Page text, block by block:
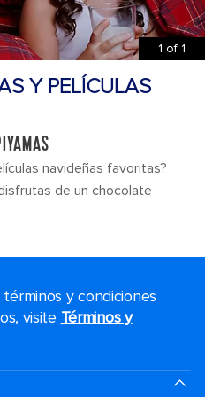
1 of 1
Y PELÍCULAS
navideñas favoritas?
de un chocolate
y condiciones
visite Términos y